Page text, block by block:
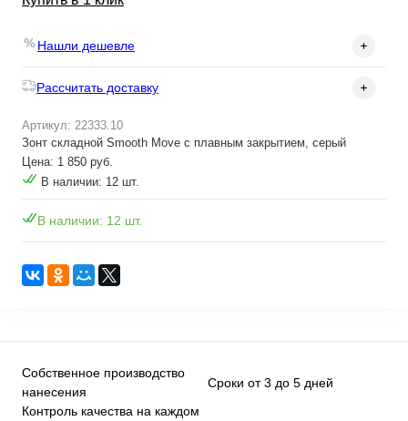
Нашли дешевле
Рассчитать доставку
Артикул: 22333.10
Зонт складной Smooth Move с плавным закрытием, серый
Цена: 1 850 руб.
В наличии: 12 шт.
В наличии: 12 шт.
Собственное производство
нанесения
Сроки от 3 до 5 дней
Контроль качества на каждом